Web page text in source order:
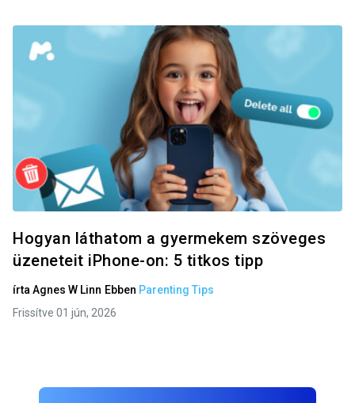
Hogyan láthatom a gyermekem szöveges
üzeneteit iPhone-on: 5 titkos tipp
írta Agnes W Linn Ebben Parenting Tips
Frissítve 01 jún, 2026